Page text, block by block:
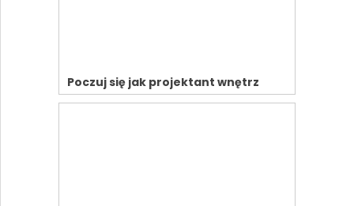
Poczuj się jak projektant wnętrz